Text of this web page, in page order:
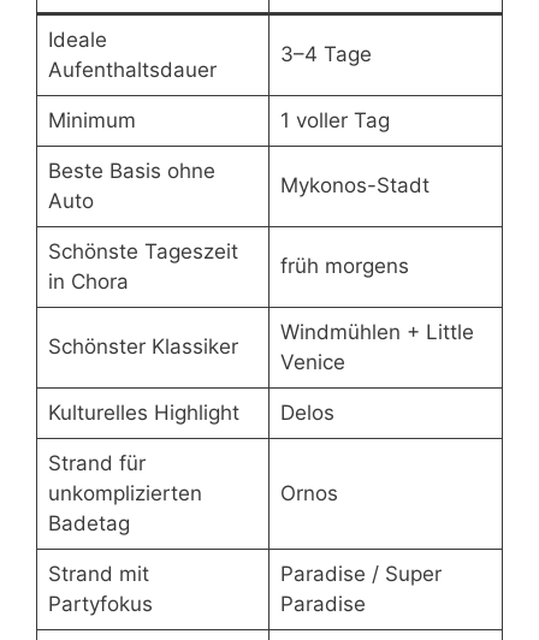
Ideale
Aufenthaltsdauer
3–4 Tage
Minimum 1 voller Tag
Beste Basis ohne
Auto
Mykonos-Stadt
Schönste Tageszeit
in Chora
früh morgens
Schönster Klassiker
Windmühlen + Little
Venice
Kulturelles Highlight Delos
Strand für
unkomplizierten
Badetag
Ornos
Strand mit
Partyfokus
Paradise / Super
Paradise